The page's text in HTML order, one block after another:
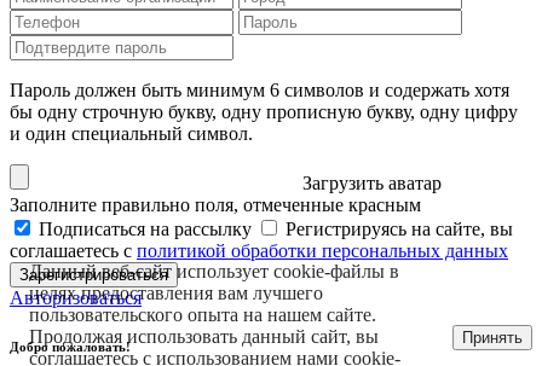
Пароль должен быть минимум 6 символов и содержать хотя
бы одну строчную букву, одну прописную букву, одну цифру
и один специальный символ.
Загрузить аватар
Заполните правильно поля, отмеченные красным
Подписаться на рассылку
Регистрируясь на сайте, вы
соглашаетесь с политикой обработки персональных данных
Зарегистрироваться
Авторизоваться
Добро пожаловать!
Данный веб-сайт использует cookie-файлы в
целях предоставления вам лучшего
пользовательского опыта на нашем сайте.
Продолжая использовать данный сайт, вы
соглашаетесь с использованием нами cookie-
Принять